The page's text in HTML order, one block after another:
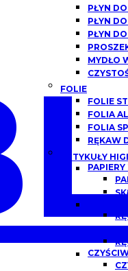
PŁYN
PŁYN
PŁYN
MYDŁO
FOLIE
FOLIE
FOLIA
FOLIA
RĘKAW
ARTYKUŁY